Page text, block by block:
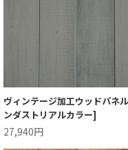
ヴィンテージ加工ウッドパネ
ンダストリアルカラー]
27,940円